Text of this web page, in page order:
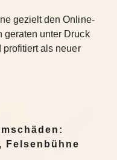
gezielt den Online-
geraten unter Druck
als neuer
Felsenbühne